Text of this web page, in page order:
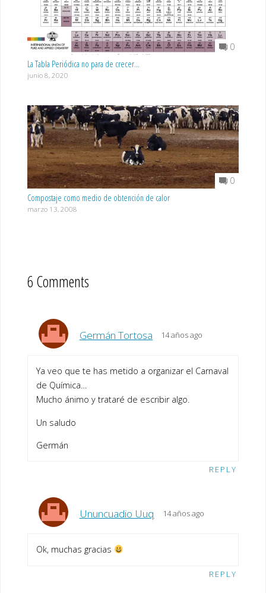
0
La Tabla Periódica no para de crecer…
junio 8, 2020
0
Compostaje como medio de obtención de calor
marzo 13, 2008
6 Comments
Germán Tortosa 14 años ago
Ya veo que te has metido a organizar el Carnaval
de Química…
Mucho ánimo y trataré de escribir algo.
Un saludo
Germán
REPLY
Ununcuadio Uuq 14 años ago
Ok, muchas gracias
REPLY